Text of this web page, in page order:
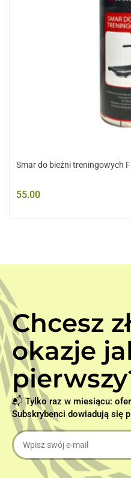
Smar do bieżni treningowych
55.00
Chcesz
okazje
📬 Tylko raz w miesiącu:
Subskrybenci dowiadują się